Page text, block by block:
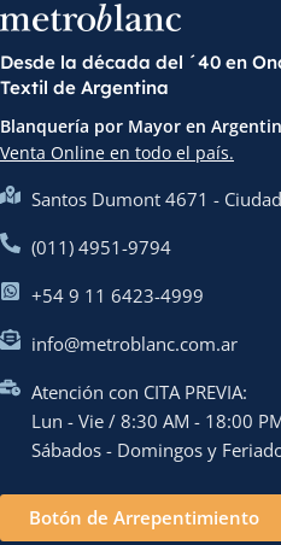
Desde la década del ´40 en
Textil de Argentina
Blanquería por Mayor en
Venta Online en todo el país.
Santos Dumont 4671 -
(011) 4951-9794
+54 9 11 6423-4999
info@metroblanc.com.ar
Atención con CITA PREVIA:
Lun - Vie / 8:30 AM - 18:00
Sábados - Domingos y
Botón de Arrepentimiento